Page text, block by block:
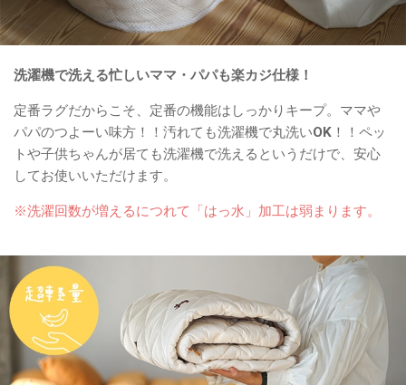
洗濯機で洗える忙しいママ・パパも楽カジ仕様！
定番ラグだからこそ、定番の機能はしっかりキープ。ママや
パパのつよーい味方！！汚れても洗濯機で丸洗いOK！！ペッ
トや子供ちゃんが居ても洗濯機で洗えるというだけで、安心
してお使いいただけます。
※洗濯回数が増えるにつれて「はっ水」加工は弱まります。